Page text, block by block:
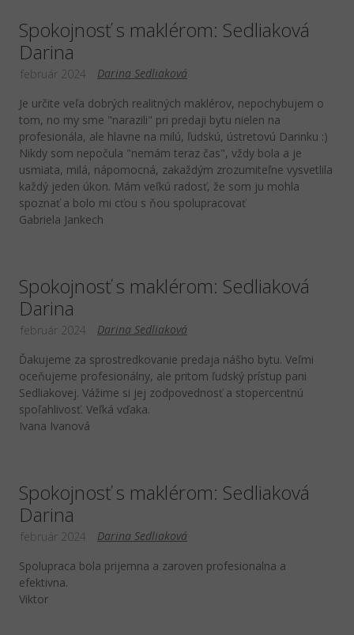
Spokojnosť s maklérom: Sedliaková
Darina
Darina Sedliaková
február 2024
Je určite veľa dobrých realitných maklérov, nepochybujem o
tom, no my sme "narazili" pri predaji bytu nielen na
profesionála, ale hlavne na milú, ľudskú, ústretovú Darinku :)
Nikdy som nepočula "nemám teraz čas", vždy bola a je
usmiata, milá, nápomocná, zakaždým zrozumiteľne vysvetlila
každý jeden úkon. Mám veľkú radosť, že som ju mohla
spoznať a bolo mi cťou s ňou spolupracovať
Gabriela Jankech
Spokojnosť s maklérom: Sedliaková
Darina
Darina Sedliaková
február 2024
Ďakujeme za sprostredkovanie predaja nášho bytu. Veľmi
oceňujeme profesionálny, ale pritom ľudský prístup pani
Sedliakovej. Vážime si jej zodpovednosť a stopercentnú
spoľahlivosť. Veľká vďaka.
Ivana Ivanová
Spokojnosť s maklérom: Sedliaková
Darina
Darina Sedliaková
február 2024
Spolupraca bola prijemna a zaroven profesionalna a
efektivna.
Viktor